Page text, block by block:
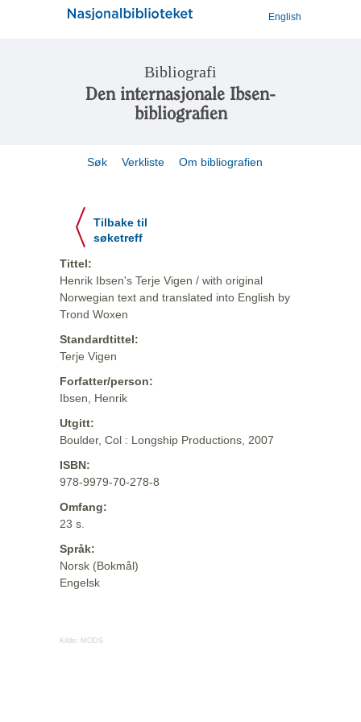
English
Bibliografi
Den internasjonale Ibsen-
bibliografien
Søk Verkliste Om bibliografien
Tilbake til
søketreff
Tittel:
Henrik Ibsen's Terje Vigen / with original
Norwegian text and translated into English by
Trond Woxen
Standardtittel:
Terje Vigen
Forfatter/person:
Ibsen, Henrik
Utgitt:
Boulder, Col : Longship Productions, 2007
ISBN:
978-9979-70-278-8
Omfang:
23 s.
Språk:
Norsk (Bokmål)
Engelsk
Kilde: MODS